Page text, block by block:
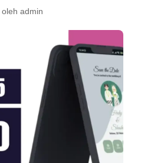
oleh admin